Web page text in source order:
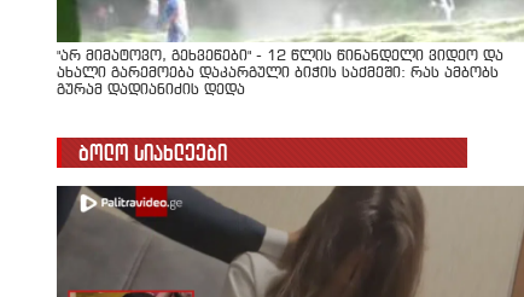
"არ მიმატოვო, გეხვეწები" - 12 წლის წინანდელი ვიდეო და
ახალი გარემოება დაკარგული ბიჭის საქმეში: რას ამბობს
გურამ დადიანიძის დედა
ბოლო სიახლეები